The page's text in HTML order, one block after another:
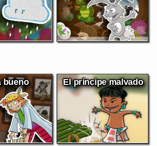
bueno El príncipe malvado